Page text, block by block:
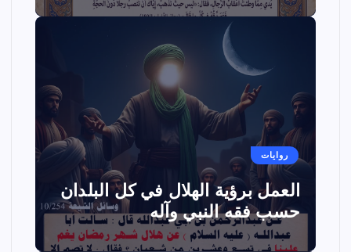
روايات
العمل برؤية الهلال في كل البلدان
حسب فقه النبي وآله